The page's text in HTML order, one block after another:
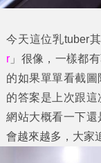
今天這位乳tuber
r」很像，一樣都
的如果單單看截
的答案是上次跟
網站大概看一下
會越來越多，大家